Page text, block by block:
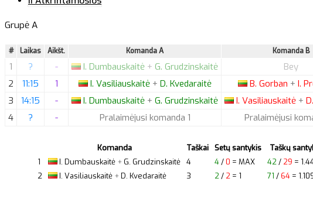
Grupė A
# Laikas Aikšt. Komanda A Komanda B
1 ? - I. Dumbauskaitė + G. Grudzinskaitė
Bey
2
11:15 1 I. Vasiliauskaitė + D. Kvedaraitė B. Gorban + I.
3
14:15 - I. Dumbauskaitė + G. Grudzinskaitė I. Vasiliauskaitė + D.
4
? - Pralaimėjusi komanda 1 Pralaimėjusi
Komanda Taškai Setų santykis
Taškų
1
I. Dumbauskaitė + G. Grudzinskaitė 4 4/0 = MAX 42/ 29 =
2
I. Vasiliauskaitė +D. Kvedaraitė 3 2/ 2 = 1 71 / 64 =